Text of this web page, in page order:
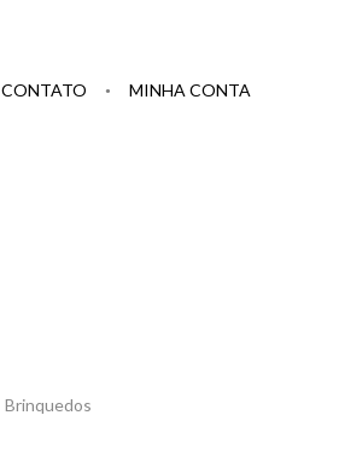
CONTATO MINHA CONTA
Brinquedos